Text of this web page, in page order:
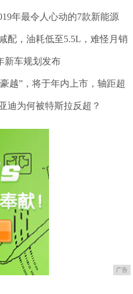
年最令人心动的7款新能源
配，油耗低至5.5L，难怪月销
新车规划发布
越”，将于年内上市，轴距超
迪为何被特斯拉反超？
广告